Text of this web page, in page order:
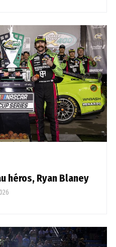
héros, Ryan Blaney